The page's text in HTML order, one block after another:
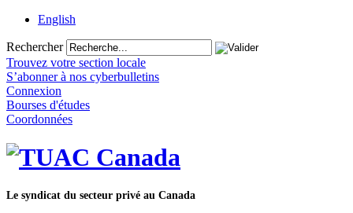
English
Rechercher
Trouvez votre section locale
S’abonner à nos cyberbulletins
Connexion
Bourses d'études
Coordonnées
Le syndicat du secteur privé au Canada